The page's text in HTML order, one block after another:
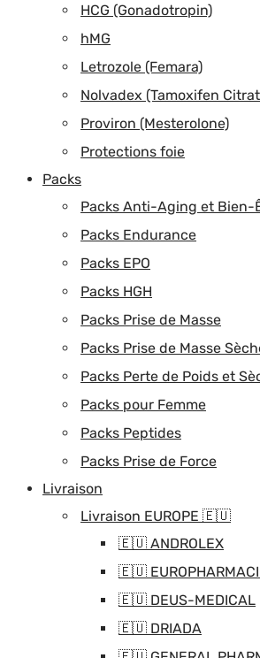
HCG (Gonadotropin)
hMG
Letrozole (Femara)
Nolvadex (Tamoxifen
Proviron (Mesterolone)
Protections foie
Packs
Packs Anti-Aging et Bien-
Packs Endurance
Packs EPO
Packs HGH
Packs Prise de Masse
Packs Prise de Masse
Packs Perte de Poids et
Packs pour Femme
Packs Peptides
Packs Prise de Force
Livraison
Livraison EUROPE 🇪🇺
🇪🇺 ANDROLEX
🇪🇺
🇪🇺 DEUS-MEDICAL
🇪🇺 DRIADA